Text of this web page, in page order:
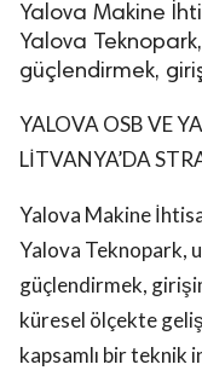
Yalova Makine
Yalova
güçlendirmek,
YALOVA OSB VE
LİTVANYA’DA
Yalova Makine
Yalova Teknopark,
güçlendirmek,
küresel ölçekte
kapsamlı bir teknik